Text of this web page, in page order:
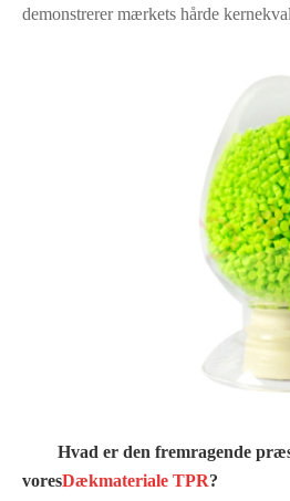
demonstrerer mærkets hårde
Hvad er den fremragende
voresDækmateriale TPR?